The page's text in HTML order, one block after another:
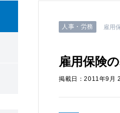
人事・労務 雇用
雇用保険
掲載日：2011年9月